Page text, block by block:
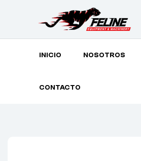
INICIO NOSOTROS
CONTACTO